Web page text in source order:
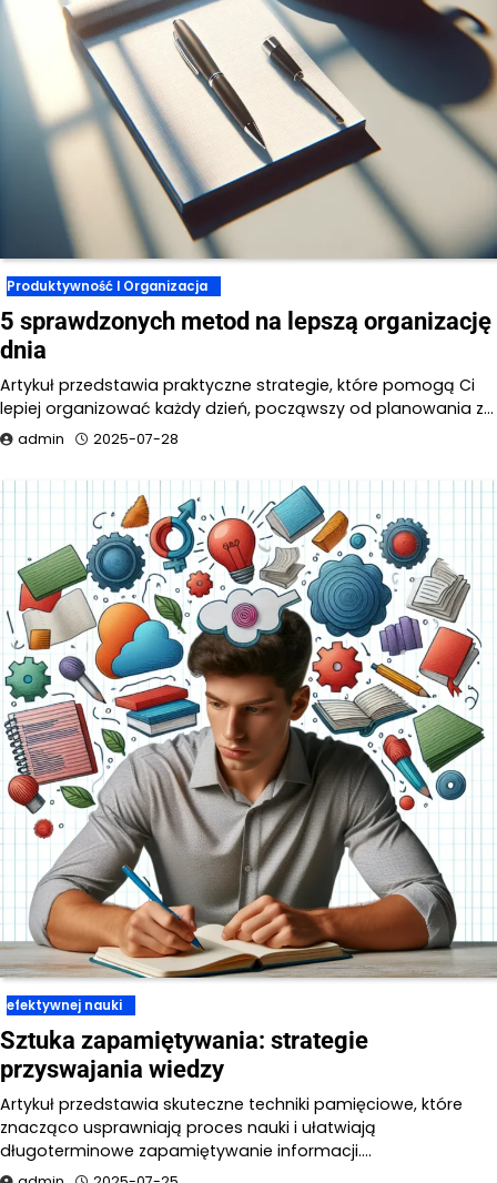
Produktywność I Organizacja
5 sprawdzonych metod na lepszą organizację
dnia
Artykuł przedstawia praktyczne strategie, które pomogą Ci
lepiej organizować każdy dzień, począwszy od planowania z…
admin 2025-07-28
efektywnej nauki
Sztuka zapamiętywania: strategie
przyswajania wiedzy
Artykuł przedstawia skuteczne techniki pamięciowe, które
znacząco usprawniają proces nauki i ułatwiają
długoterminowe zapamiętywanie informacji.…